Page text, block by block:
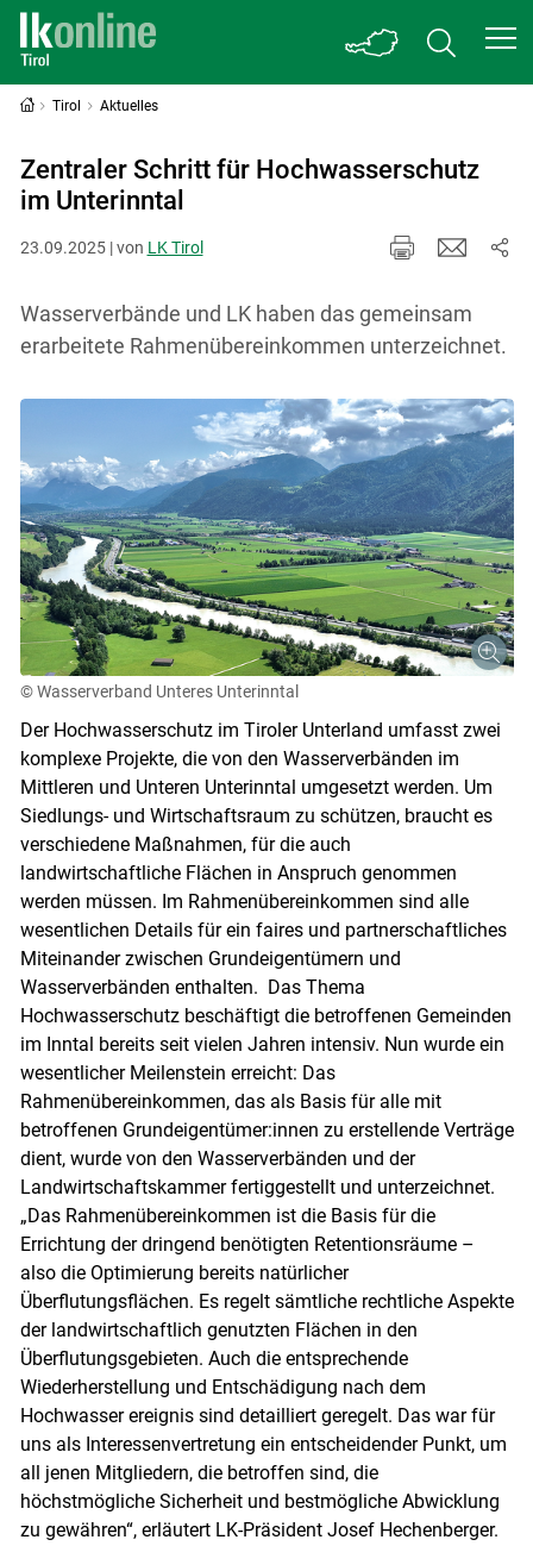
Tirol Aktuelles
Zentraler Schritt für Hochwasserschutz
im Unterinntal
23.09.2025 | von LK Tirol
Wasserverbände und LK haben das gemeinsam
erarbeitete Rahmenübereinkommen unterzeichnet.
© Wasserverband Unteres Unterinntal
Der Hochwasserschutz im Tiroler Unterland umfasst zwei
komplexe Projekte, die von den Wasserverbänden im
Mittleren und Unteren Unterinntal umgesetzt werden. Um
Siedlungs- und Wirtschaftsraum zu schützen, braucht es
verschiedene Maßnahmen, für die auch
landwirtschaftliche Flächen in Anspruch genommen
werden müssen. Im Rahmenübereinkommen sind alle
wesentlichen Details für ein faires und partnerschaftliches
Miteinander zwischen Grundeigentümern und
Wasserverbänden enthalten. Das Thema
Hochwasserschutz beschäftigt die betroffenen Gemeinden
im Inntal bereits seit vielen Jahren intensiv. Nun wurde ein
wesentlicher Meilenstein erreicht: Das
Rahmenübereinkommen, das als Basis für alle mit
betroffenen Grundeigentümer:innen zu erstellende Verträge
dient, wurde von den Wasserverbänden und der
Landwirtschaftskammer fertiggestellt und unterzeichnet.
„Das Rahmenübereinkommen ist die Basis für die
Errichtung der dringend benötigten Retentionsräume –
also die Optimierung bereits natürlicher
Überflutungsflächen. Es regelt sämtliche rechtliche Aspekte
der landwirtschaftlich genutzten Flächen in den
Überflutungsgebieten. Auch die entsprechende
Wiederherstellung und Entschädigung nach dem
Hochwasser ereignis sind detailliert geregelt. Das war für
uns als Interessenvertretung ein entscheidender Punkt, um
all jenen Mitgliedern, die betroffen sind, die
höchstmögliche Sicherheit und bestmögliche Abwicklung
zu gewähren“, erläutert LK-Präsident Josef Hechenberger.